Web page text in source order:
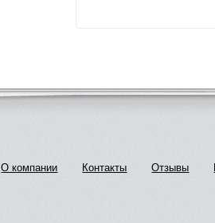
О компании Контакты Отзывы